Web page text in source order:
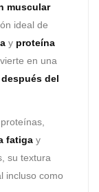
muscular
ideal de
y proteína
en una
del
fatiga y
su textura
incluso como